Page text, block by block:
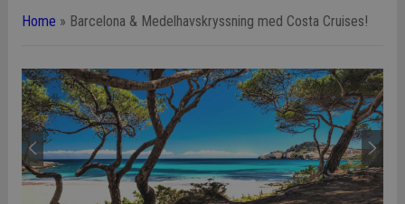
Home » Barcelona & Medelhavskryssning med Costa Cruises!